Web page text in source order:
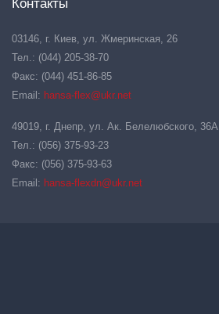
Контакты
03146, г. Киев, ул. Жмеринская, 26
Тел.: (044) 205-38-70
Факс: (044) 451-86-85
Email: hansa-flex@ukr.net
49019, г. Днепр, ул. Ак. Белелюбского, 36А
Тел.: (056) 375-93-23
Факс: (056) 375-93-63
Email: hansa-flexdn@ukr.net